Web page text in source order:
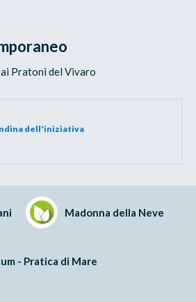
Pratoni del Vivaro
dell'iniziativa
Madonna della Neve
- Pratica di Mare